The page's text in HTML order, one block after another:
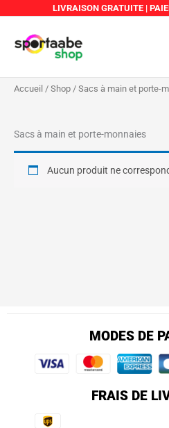
contenu
LIVRAISON GRATUITE |
Accueil / Shop / Sacs à main et porte-
Sacs à main et porte-monnaies
Aucun produit ne
MODES DE
FRAIS DE